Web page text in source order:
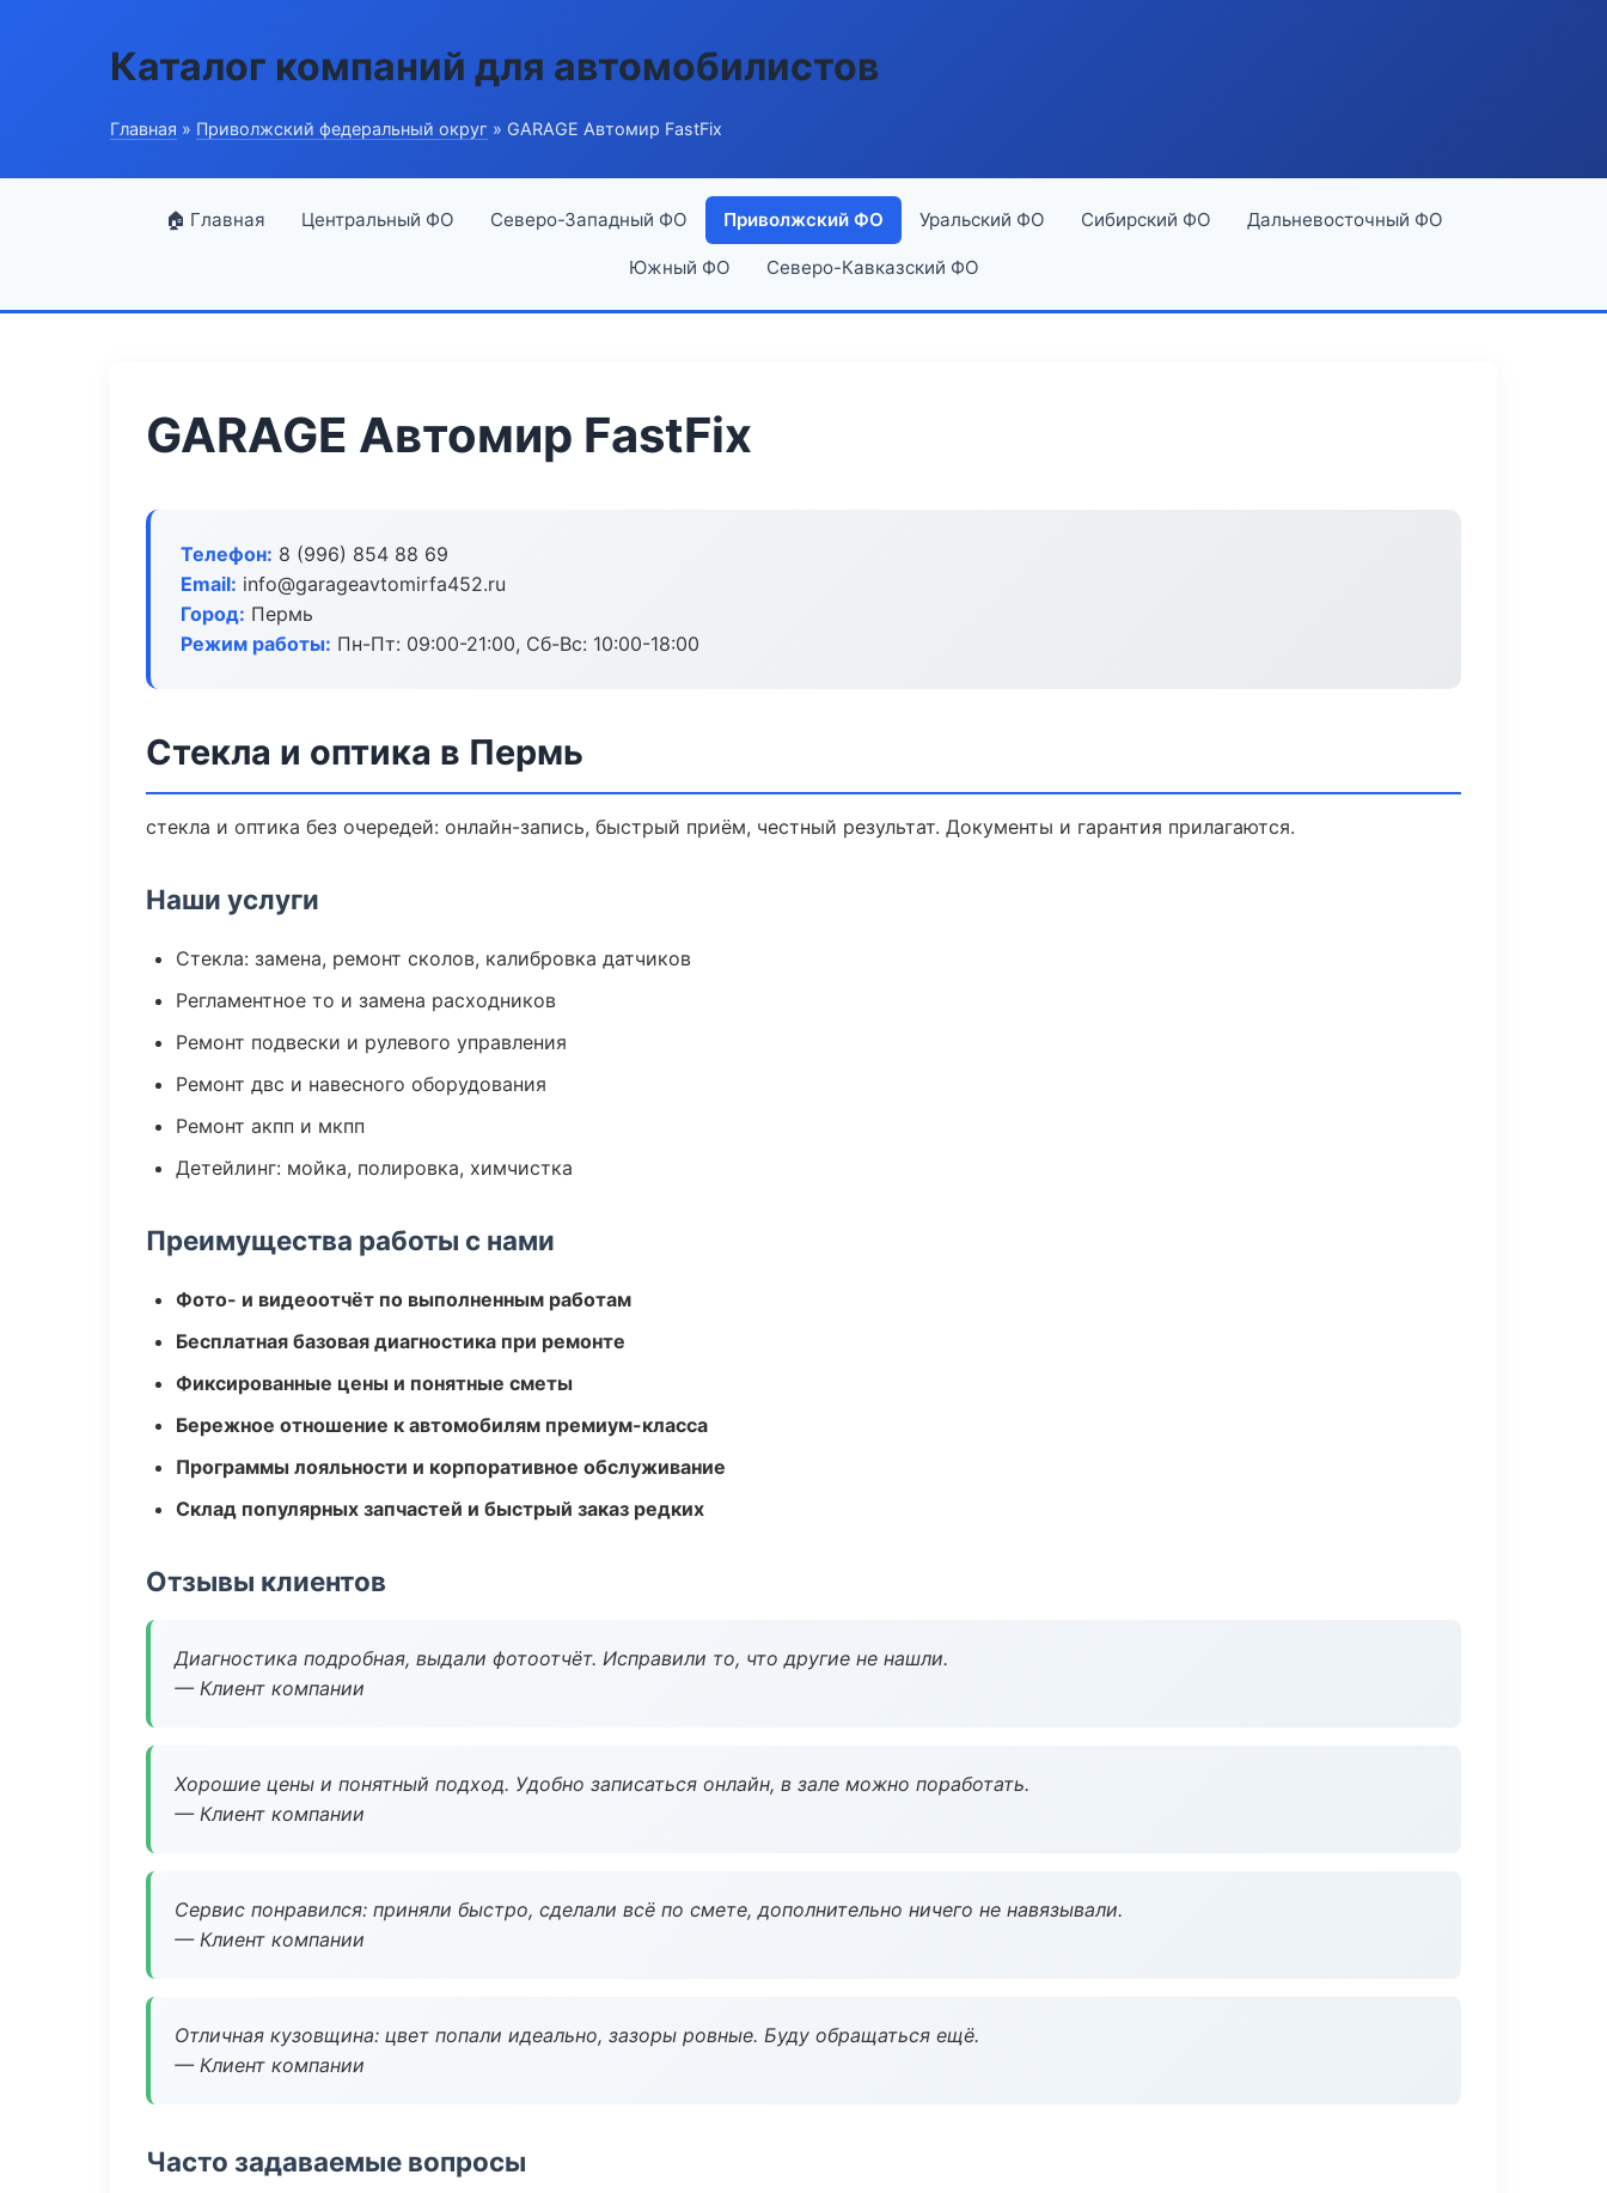
Каталог компаний для автомобилистов
Главная » Приволжский федеральный округ » GARAGE Автомир FastFix
🏠 Главная Центральный ФО Северо-Западный ФО Приволжский ФО Уральский ФО Сибирский ФО Дальневосточный ФО
Южный ФО Северо-Кавказский ФО
GARAGE Автомир FastFix
Телефон: 8 (996) 854 88 69
Email: info@garageavtomirfa452.ru
Город: Пермь
Режим работы: Пн-Пт: 09:00-21:00, Сб-Вс: 10:00-18:00
Стекла и оптика в Пермь
стекла и оптика без очередей: онлайн-запись, быстрый приём, честный результат. Документы и гарантия прилагаются.
Наши услуги
Стекла: замена, ремонт сколов, калибровка датчиков
Регламентное то и замена расходников
Ремонт подвески и рулевого управления
Ремонт двс и навесного оборудования
Ремонт акпп и мкпп
Детейлинг: мойка, полировка, химчистка
Преимущества работы с нами
Фото- и видеоотчёт по выполненным работам
Бесплатная базовая диагностика при ремонте
Фиксированные цены и понятные сметы
Бережное отношение к автомобилям премиум-класса
Программы лояльности и корпоративное обслуживание
Склад популярных запчастей и быстрый заказ редких
Отзывы клиентов
Диагностика подробная, выдали фотоотчёт. Исправили то, что другие не нашли.
— Клиент компании
Хорошие цены и понятный подход. Удобно записаться онлайн, в зале можно поработать.
— Клиент компании
Сервис понравился: приняли быстро, сделали всё по смете, дополнительно ничего не навязывали.
— Клиент компании
Отличная кузовщина: цвет попали идеально, зазоры ровные. Буду обращаться ещё.
— Клиент компании
Часто задаваемые вопросы